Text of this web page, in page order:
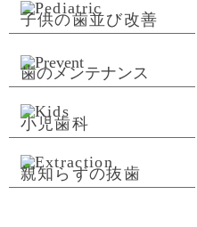
子供の歯並び改善
歯のメンテナンス
小児歯科
親知らずの抜歯